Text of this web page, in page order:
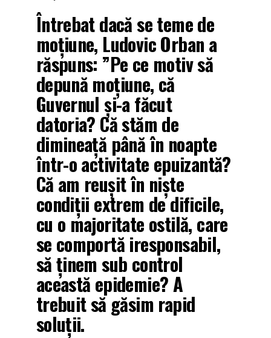
Întrebat dacă se teme de
moțiune, Ludovic Orban a
răspuns: ”Pe ce motiv să
depună moțiune, că
Guvernul și-a făcut
datoria? Că stăm de
dimineață până în noapte
într-o activitate epuizantă?
Că am reușit în niște
condiții extrem de dificile,
cu o majoritate ostilă, care
se comportă iresponsabil,
să ținem sub control
această epidemie? A
trebuit să găsim rapid
soluții.